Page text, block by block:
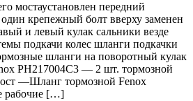
мостаустановлен передний
один крепежный болт вверху заменен
и левый кулак сальники везде
подкачи колес шланги подкачки
шланги на поворотный кулак
PH217004C3 — 2 шт. тормозной
—Шланг тормозной Fenox
рабочие […]